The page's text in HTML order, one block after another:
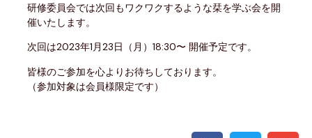
研修委員会では次回もワクワクするような栞を学ぶ会を開
催いたします。
次回は2023年1月23日（月）18:30〜 開催予定です。
皆様のご参加を心よりお待ちしております。
（参加対象は会員様限定です）